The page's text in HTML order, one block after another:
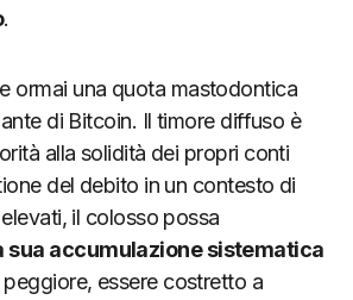
.
ormai una quota mastodontica
di Bitcoin. Il timore diffuso è
alla solidità dei propri conti
del debito in un contesto di
il colosso possa
sua accumulazione sistematica
essere costretto a